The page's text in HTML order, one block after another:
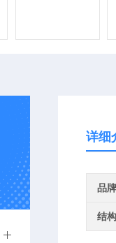
详细
品牌
结